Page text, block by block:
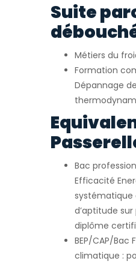
Suite
Métiers du
Formation
Dépannage
Bac
Efficacité
systématique
d’aptitude
diplôme
BEP/CAP/Bac
climatique :